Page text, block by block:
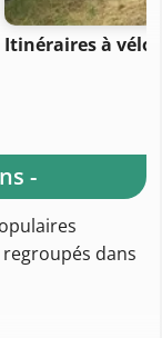
Itinéraires à vélo
-
dans